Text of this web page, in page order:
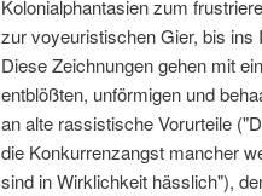
Kolonialphantasien zum
zur voyeuristischen Gier, bis ins
Diese Zeichnungen gehen mit
entblößten, unförmigen und
an alte rassistische Vorurteile
die Konkurrenzangst mancher
sind in Wirklichkeit hässlich"),